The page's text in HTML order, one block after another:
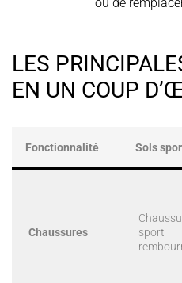
LES
EN UN COUP
Fonctionnalité Sols
Chaussures
sport